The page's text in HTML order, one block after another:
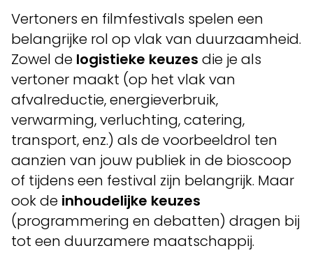
Vertoners en filmfestivals spelen een
belangrijke rol op vlak van duurzaamheid.
Zowel de logistieke keuzes die je als
vertoner maakt (op het vlak van
afvalreductie, energieverbruik,
verwarming, verluchting, catering,
transport, enz.) als de voorbeeldrol ten
aanzien van jouw publiek in de bioscoop
of tijdens een festival zijn belangrijk. Maar
ook de inhoudelijke keuzes
(programmering en debatten) dragen bij
tot een duurzamere maatschappij.